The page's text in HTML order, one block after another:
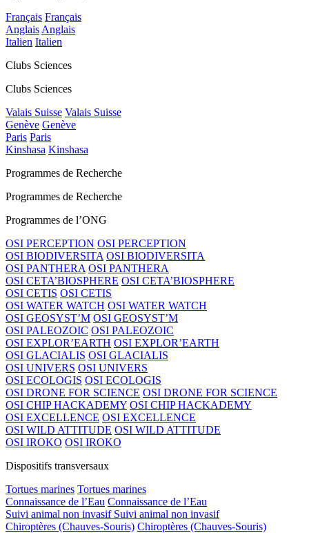
Français Français
Anglais Anglais
Italien Italien
Clubs Sciences
Clubs Sciences
Valais Suisse Valais Suisse
Genève Genève
Paris Paris
Kinshasa Kinshasa
Programmes de Recherche
Programmes de Recherche
Programmes de l’ONG
OSI PERCEPTION OSI PERCEPTION
OSI BIODIVERSITA OSI BIODIVERSITA
OSI PANTHERA OSI PANTHERA
OSI CETA’BIOSPHERE OSI CETA’BIOSPHERE
OSI CETIS OSI CETIS
OSI WATER WATCH OSI WATER WATCH
OSI GEOSYST’M OSI GEOSYST’M
OSI PALEOZOIC OSI PALEOZOIC
OSI EXPLOR’EARTH OSI EXPLOR’EARTH
OSI GLACIALIS OSI GLACIALIS
OSI UNIVERS OSI UNIVERS
OSI ECOLOGIS OSI ECOLOGIS
OSI DRONE FOR SCIENCE OSI DRONE FOR SCIENCE
OSI CHIP HACKADEMY OSI CHIP HACKADEMY
OSI EXCELLENCE OSI EXCELLENCE
OSI WILD ATTITUDE OSI WILD ATTITUDE
OSI IROKO OSI IROKO
Dispositifs transversaux
Tortues marines Tortues marines
Connaissance de l’Eau Connaissance de l’Eau
Suivi animal non invasif Suivi animal non invasif
Chiroptères (Chauves-Souris) Chiroptères (Chauves-Souris)